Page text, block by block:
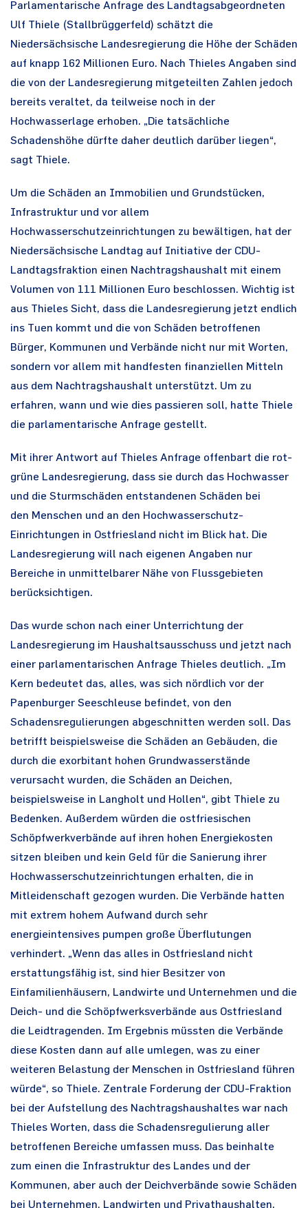
Parlamentarische Anfrage des Landtagsabgeordneten
Ulf Thiele (Stallbrüggerfeld) schätzt die
Niedersächsische Landesregierung die Höhe der Schäden
auf knapp 162 Millionen Euro. Nach Thieles Angaben sind
die von der Landesregierung mitgeteilten Zahlen jedoch
bereits veraltet, da teilweise noch in der
Hochwasserlage erhoben. „Die tatsächliche
Schadenshöhe dürfte daher deutlich darüber liegen“,
sagt Thiele.
Um die Schäden an Immobilien und Grundstücken,
Infrastruktur und vor allem
Hochwasserschutzeinrichtungen zu bewältigen, hat der
Niedersächsische Landtag auf Initiative der CDU-
Landtagsfraktion einen Nachtragshaushalt mit einem
Volumen von 111 Millionen Euro beschlossen. Wichtig ist
aus Thieles Sicht, dass die Landesregierung jetzt endlich
ins Tuen kommt und die von Schäden betroffenen
Bürger, Kommunen und Verbände nicht nur mit Worten,
sondern vor allem mit handfesten finanziellen Mitteln
aus dem Nachtragshaushalt unterstützt. Um zu
erfahren, wann und wie dies passieren soll, hatte Thiele
die parlamentarische Anfrage gestellt.
Mit ihrer Antwort auf Thieles Anfrage offenbart die rot-
grüne Landesregierung, dass sie durch das Hochwasser
und die Sturmschäden entstandenen Schäden bei
den Menschen und an den Hochwasserschutz-
Einrichtungen in Ostfriesland nicht im Blick hat. Die
Landesregierung will nach eigenen Angaben nur
Bereiche in unmittelbarer Nähe von Flussgebieten
berücksichtigen.
Das wurde schon nach einer Unterrichtung der
Landesregierung im Haushaltsausschuss und jetzt nach
einer parlamentarischen Anfrage Thieles deutlich. „Im
Kern bedeutet das, alles, was sich nördlich vor der
Papenburger Seeschleuse befindet, von den
Schadensregulierungen abgeschnitten werden soll. Das
betrifft beispielsweise die Schäden an Gebäuden, die
durch die exorbitant hohen Grundwasserstände
verursacht wurden, die Schäden an Deichen,
beispielsweise in Langholt und Hollen“, gibt Thiele zu
Bedenken. Außerdem würden die ostfriesischen
Schöpfwerkverbände auf ihren hohen Energiekosten
sitzen bleiben und kein Geld für die Sanierung ihrer
Hochwasserschutzeinrichtungen erhalten, die in
Mitleidenschaft gezogen wurden. Die Verbände hatten
mit extrem hohem Aufwand durch sehr
energieintensives pumpen große Überflutungen
verhindert. „Wenn das alles in Ostfriesland nicht
erstattungsfähig ist, sind hier Besitzer von
Einfamilienhäusern, Landwirte und Unternehmen und die
Deich- und die Schöpfwerksverbände aus Ostfriesland
die Leidtragenden. Im Ergebnis müssten die Verbände
diese Kosten dann auf alle umlegen, was zu einer
weiteren Belastung der Menschen in Ostfriesland führen
würde“, so Thiele. Zentrale Forderung der CDU-Fraktion
bei der Aufstellung des Nachtragshaushaltes war nach
Thieles Worten, dass die Schadensregulierung aller
betroffenen Bereiche umfassen muss. Das beinhalte
zum einen die Infrastruktur des Landes und der
Kommunen, aber auch der Deichverbände sowie Schäden
bei Unternehmen, Landwirten und Privathaushalten.